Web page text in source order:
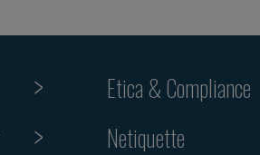
Etica & Compliance
Netiquette